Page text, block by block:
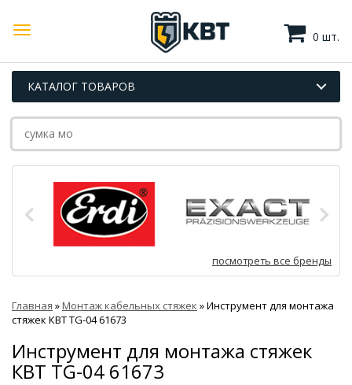
0 шт.
КАТАЛОГ ТОВАРОВ
посмотреть все бренды
Главная »Монтаж кабельных стяжек »Инструмент для монтажа
стяжек КВТ TG-04 61673
Инструмент для монтажа стяжек
КВТ TG-04 61673